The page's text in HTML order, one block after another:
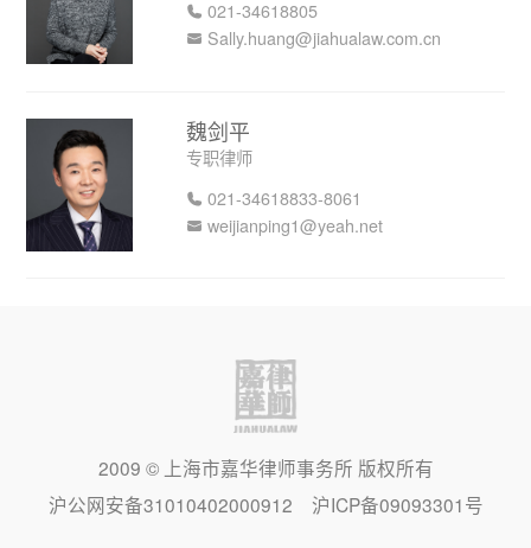
长按二维码识别
021-34618805
Sally.huang@jiahualaw.com.cn
魏剑平
专职律师
021-34618833-8061
weijianping1@yeah.net
2009 © 上海市嘉华律师事务所 版权所有
沪公网安备31010402000912 沪ICP备09093301号